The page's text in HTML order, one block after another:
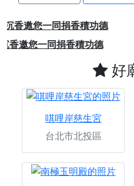
宮廟網路推廣計畫
Previous
好
唭哩岸慈生宮
台北市北投區